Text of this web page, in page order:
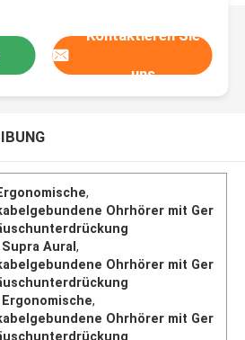
Kontaktieren Sie
uns
,
Ohrhörer mit Ger
Supra Aural,
Ohrhörer mit Ger
Ergonomische,
Ohrhörer mit Ger